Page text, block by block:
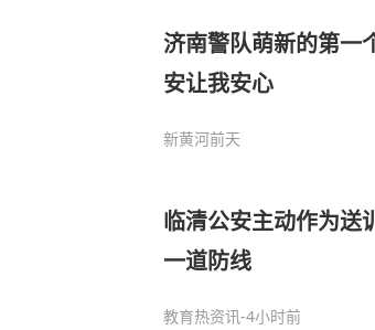
济南警队萌新的第一
安让我安心
新黄河前天
临清公安主动作为送
一道防线
教育热资讯-4小时前